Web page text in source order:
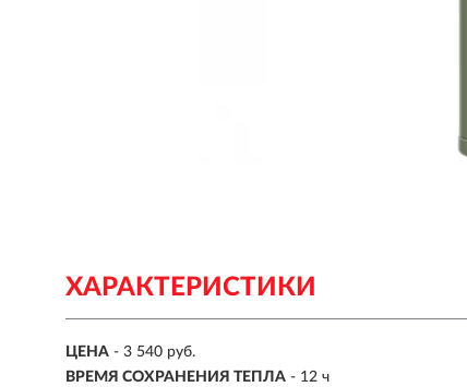
ХАРАКТЕРИСТИКИ
ЦЕНА - 3 540 руб.
ВРЕМЯ СОХРАНЕНИЯ ТЕПЛА - 12 ч